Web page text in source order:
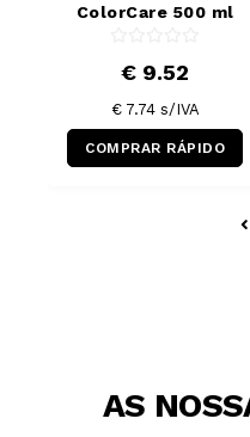
ColorCare 500 ml
€ 9.52
€ 7.74s/IVA
COMPRAR RÁPIDO
AS